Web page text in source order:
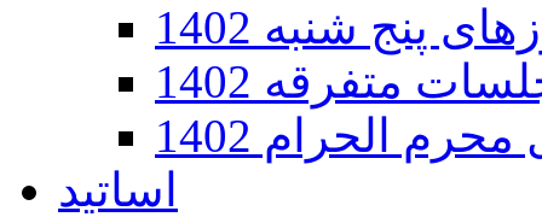
پنج شنبه 1402
متفرقه 1402
الحرام 1402
اساتید